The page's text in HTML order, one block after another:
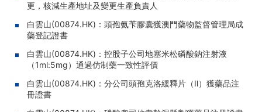
更，核減生產地址及變更生產負責人
白雲山(00874.HK)：頭孢氨苄膠囊獲澳門藥物監督管理局成
藥登記證書
白雲山(00874.HK)：控股子公司地塞米松磷酸鈉注射液
（1ml:5mg）通過仿制藥一致性評價
白雲山(00874.HK)：分公司頭孢克洛緩釋片（Ⅱ）獲藥品注
冊證書